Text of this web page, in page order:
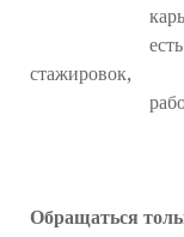
есть
стажировок,
работа по
Обращаться